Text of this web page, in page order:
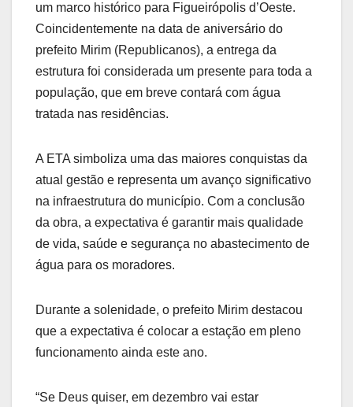
um marco histórico para Figueirópolis d’Oeste.
Coincidentemente na data de aniversário do
prefeito Mirim (Republicanos), a entrega da
estrutura foi considerada um presente para toda a
população, que em breve contará com água
tratada nas residências.
A ETA simboliza uma das maiores conquistas da
atual gestão e representa um avanço significativo
na infraestrutura do município. Com a conclusão
da obra, a expectativa é garantir mais qualidade
de vida, saúde e segurança no abastecimento de
água para os moradores.
Durante a solenidade, o prefeito Mirim destacou
que a expectativa é colocar a estação em pleno
funcionamento ainda este ano.
“Se Deus quiser, em dezembro vai estar